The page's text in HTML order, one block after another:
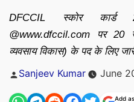
DFCCIL स्कोर कार्ड
@www.dfccil.com पर 20
व्यवसाय विकास) के पद के लिए
Posted
Sanjeev Kumar June
Add